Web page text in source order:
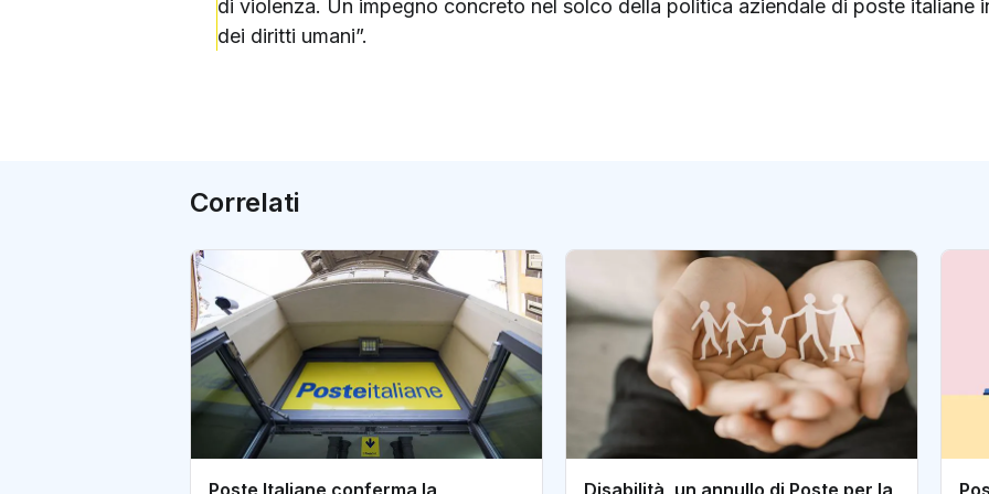
di violenza. Un impegno concreto nel solco della politica aziendale di poste italiane
dei diritti umani”.
Correlati
Poste Italiane conferma la Disabilità, un annullo di Poste per la